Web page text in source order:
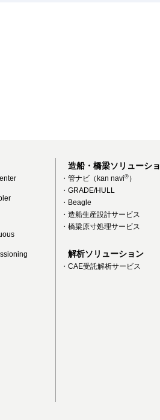
造船・橋梁ソリューシ
・管ナビ（kan navi® ）
・GRADE/HULL
・Beagle
・造船生産設計サービス
・橋梁原寸処理サービス
解析ソリューション
・CAE受託解析サービス